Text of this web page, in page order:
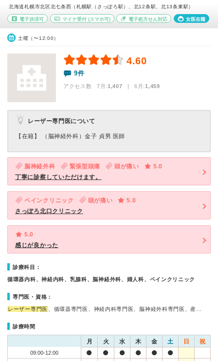
北海道札幌市北区北七条西（札幌駅（さっぽろ駅）、北12条駅、北13条東駅）
電子決済可 マイナ受付(スマホ可) 電子処方せん対応 女医在籍
土曜（〜12:00）
4.60
9件
アクセス数 7月:1,407 | 6月:1,459
レーザー専門医について
【在籍】 （脳神経外科）金子 貞男 医師
脳神経外科 緊張型頭痛 頭が痛い
5.0
丁寧に診察していただけます。
ペインクリニック 頭が痛い
5.0
さっぽろ北口クリニック
5.0
感じが良かった
診療科目：
循環器内科、神経内科、乳腺科、脳神経外科、婦人科、ペインクリニック
専門医・資格：
レーザー専門医 、循環器専門医、神経内科専門医、脳神経外科専門医、産…
診療時間
月 火 水 木 金 土 日 祝
09:00-12:00